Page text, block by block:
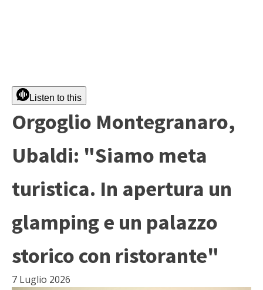
Listen to this
Orgoglio Montegranaro,
Ubaldi: "Siamo meta
turistica. In apertura un
glamping e un palazzo
storico con ristorante"
7 Luglio 2026